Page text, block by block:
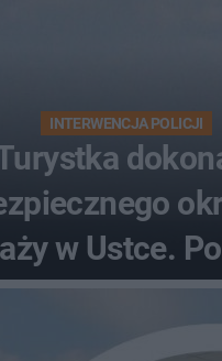
INTERWENCJA POLICJI
w Ustce.
zamknąć